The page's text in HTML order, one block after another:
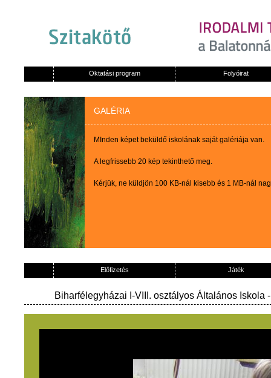
Oktatási program Folyóirat
GALÉRIA
MInden képet beküldő iskolának saját galériája van.
A legfrissebb 20 kép tekinthető meg.
Kérjük, ne küldjön 100 KB-nál kisebb és 1 MB-nál
Előfizetés Játék
Biharfélegyházai I-VIII. osztályos Általános Iskola